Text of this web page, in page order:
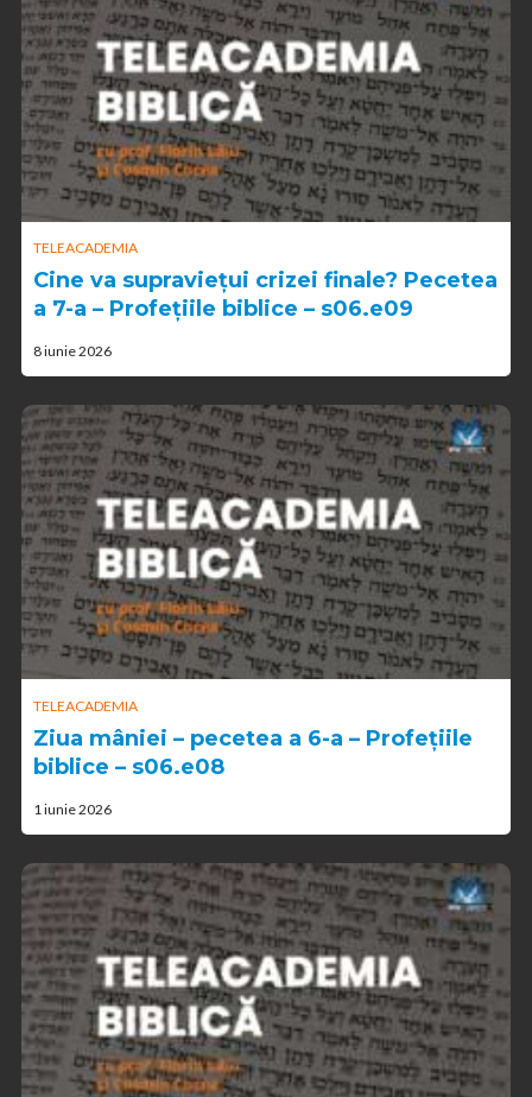
TELEACADEMIA
Cine va supraviețui crizei finale? Pecetea
a 7-a – Profețiile biblice – s06.e09
8 iunie 2026
TELEACADEMIA
Ziua mâniei – pecetea a 6-a – Profețiile
biblice – s06.e08
1 iunie 2026